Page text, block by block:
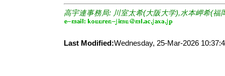
高宇連事務局: 川室太希(大阪大学),水本岬希(福
Last Modified:Wednesday, 25-Mar-2026